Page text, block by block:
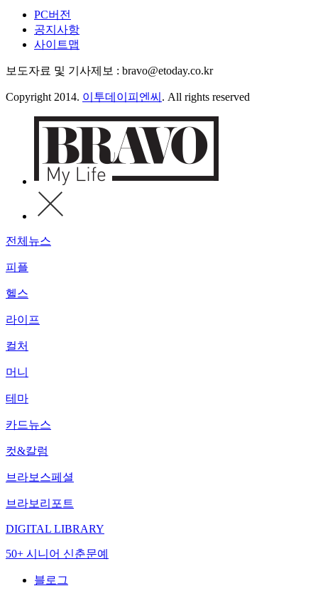
PC버전
공지사항
사이트맵
보도자료 및 기사제보 : bravo@etoday.co.kr
Copyright 2014. 이투데이피엔씨 . All rights reserved
전체뉴스
피플
헬스
라이프
컬처
머니
테마
카드뉴스
컷&칼럼
브라보스페셜
브라보리포트
DIGITAL LIBRARY
50+ 시니어 신춘문예
블로그